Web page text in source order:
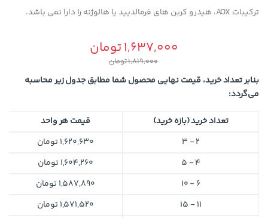
ترکیبات AOX، هیدرو کربن های فرمالدیید یا هالوژنه را دارا نمی باشد.
1,637,000تومان
1,819,000تومان
بنابر تعداد خرید، قیمت نهایی محصول شما مطابق جدول زیر محاسبه
می‌گردد:
تعداد خرید (بازه خرید)
قیمت هر واحد
2 - 3
1,620,630تومان
4 - 5
1,604,260تومان
6 - 10
1,587,890تومان
11 - 15
1,571,520تومان